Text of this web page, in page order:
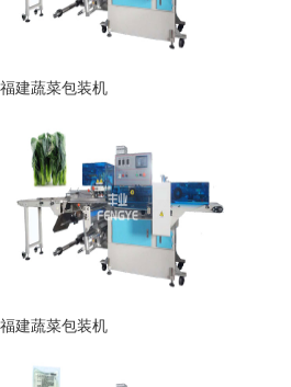
福建蔬菜包装机
福建蔬菜包装机